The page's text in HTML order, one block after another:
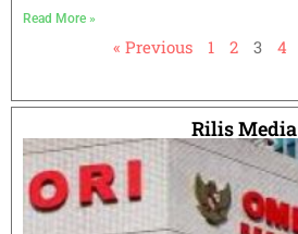
Read More »
« Previous 1 2 3 4
Rilis Media